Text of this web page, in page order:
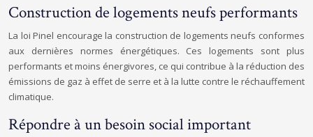
Construction de logements neufs performants
La loi Pinel encourage la construction de logements neufs conformes
aux dernières normes énergétiques. Ces logements sont plus
performants et moins énergivores, ce qui contribue à la réduction des
émissions de gaz à effet de serre et à la lutte contre le réchauffement
climatique.
Répondre à un besoin social important